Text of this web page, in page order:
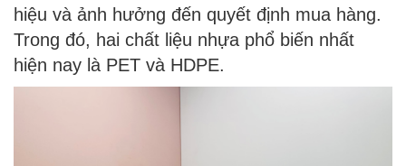
hiệu và ảnh hưởng đến quyết định mua hàng.
Trong đó, hai chất liệu nhựa phổ biến nhất
hiện nay là PET và HDPE.